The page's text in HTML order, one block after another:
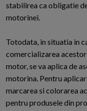
stabilirea ca obligatie
motorinei.
Totodata, in situatia in
comercializarea
motor, se va aplica de
motorina. Pentru
marcarea si colorarea
pentru produsele din